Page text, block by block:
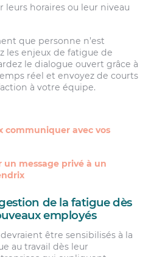
leurs horaires ou leur niveau
que personne n’est
les enjeux de fatigue de
le dialogue ouvert grâce à
réel et envoyez de courts
à votre équipe.
communiquer avec vos
un message privé à un
de la fatigue dès
employés
être sensibilisés à la
au travail dès leur